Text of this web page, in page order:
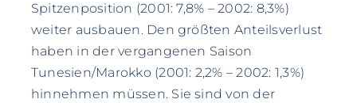
Spitzenposition (2001: 7,8% – 2002: 8,3%)
weiter ausbauen. Den größten Anteilsverlust
haben in der vergangenen Saison
Tunesien/Marokko (2001: 2,2% – 2002: 1,3%)
hinnehmen müssen. Sie sind von der